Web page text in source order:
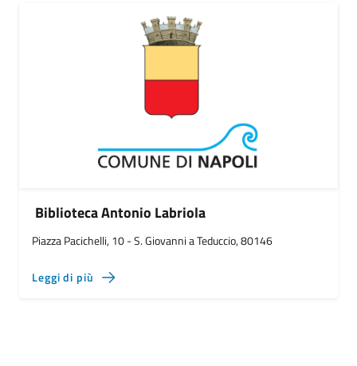
Biblioteca Antonio Labriola
Piazza Pacichelli, 10 - S. Giovanni a Teduccio, 80146
Leggi di più